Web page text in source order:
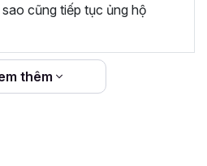
VLOOKUP, INDEX, và các thủ
khác với hàm và công thức.
làm việc trên Excel như thiết
in ấn, và các thanh, tiêu đề,
bản vào hình khối.
cũng tiếp tục ủng hộ
thêm